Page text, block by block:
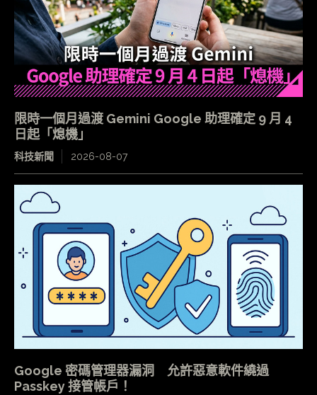
限時一個月過渡 Gemini Google 助理確定 9 月 4
日起「熄機」
科技新聞 2026-08-07
Google 密碼管理器漏洞 允許惡意軟件繞過
Passkey 接管帳戶！